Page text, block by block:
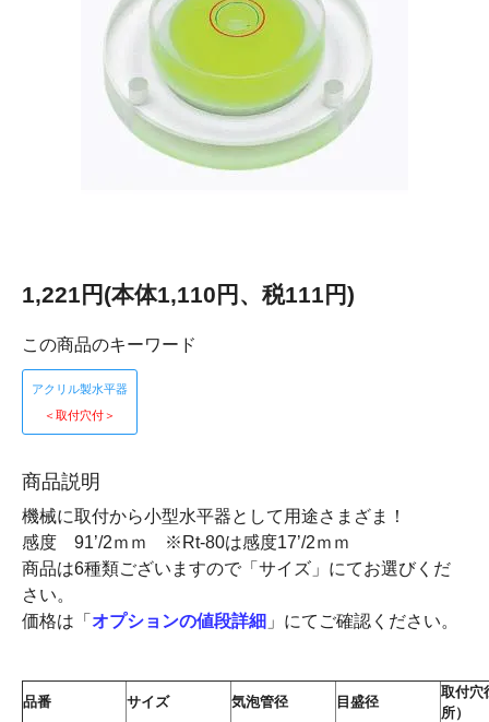
1,221円(本体1,110円、税111円)
この商品のキーワード
アクリル製水平器
＜取付穴付＞
商品説明
機械に取付から小型水平器として用途さまざま！
感度 91’/2ｍｍ ※Rt-80は感度17’/2ｍｍ
商品は6種類ございますので「サイズ」にてお選びくだ
さい。
価格は「 オプションの値段詳細 」にてご確認ください。
品番 サイズ 気泡管径 目盛径
取付穴
所）